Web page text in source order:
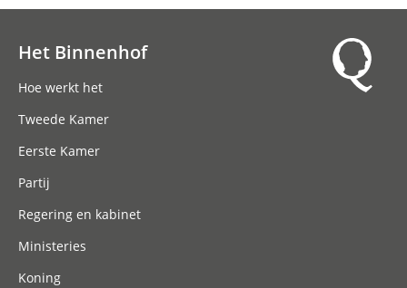
Het Binnenhof
Hoe werkt het
Tweede Kamer
Eerste Kamer
Partij
Regering en kabinet
Ministeries
Koning